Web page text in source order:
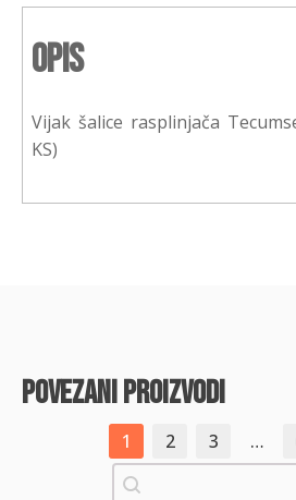
Opis
Vijak šalice rasplinjača
KS)
povezani proizvodi
1 2 3 …
Pretraži